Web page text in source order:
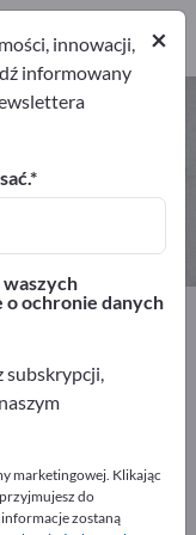
2
2
i mineralia
serwisie
biznesowe
×
innowacji,
informowany
ochronie danych
subskrypcji,
marketingowej. Klikając
do
zostaną